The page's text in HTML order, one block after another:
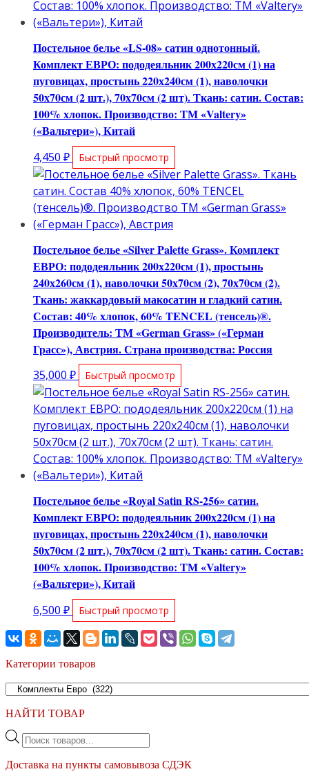
Постельное белье «LS-08» сатин однотонный.
Комплект ЕВРО: пододеяльник 200х220см (1) на
пуговицах, простынь 220х240см (1), наволочки
50х70см (2 шт.), 70х70см (2 шт). Ткань: сатин. Состав:
100% хлопок. Производство: ТМ «Valtery»
(«Вальтери»), Китай
4,450 ₽ Быстрый просмотр
Постельное белье «Silver Palette Grass». Комплект
ЕВРО: пододеяльник 200х220см (1), простынь
240х260см (1), наволочки 50х70см (2), 70х70см (2).
Ткань: жаккардовый макосатин и гладкий сатин.
Состав: 40% хлопок, 60% TENCEL (тенсель)®.
Производитель: ТМ «German Grass» («Герман
Грасс»), Австрия. Страна производства: Россия
35,000 ₽ Быстрый просмотр
Постельное белье «Royal Satin RS-256» сатин.
Комплект ЕВРО: пододеяльник 200х220см (1) на
пуговицах, простынь 220х240см (1), наволочки
50х70см (2 шт.), 70х70см (2 шт). Ткань: сатин. Состав:
100% хлопок. Производство: ТМ «Valtery»
(«Вальтери»), Китай
6,500 ₽ Быстрый просмотр
Категории товаров
НАЙТИ ТОВАР
Поиск
Доставка на пункты самовывоза СДЭК